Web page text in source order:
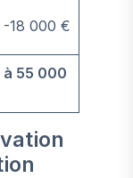
18 000 €
55 000